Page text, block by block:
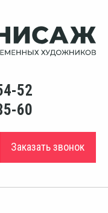
52
60
Заказать звонок